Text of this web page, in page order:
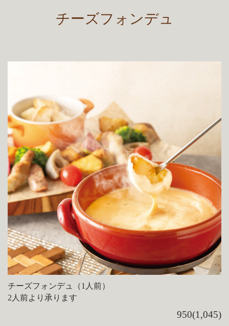
チーズフォンデュ
チーズフォンデュ（1人前）
2人前より承ります
950(1,045)